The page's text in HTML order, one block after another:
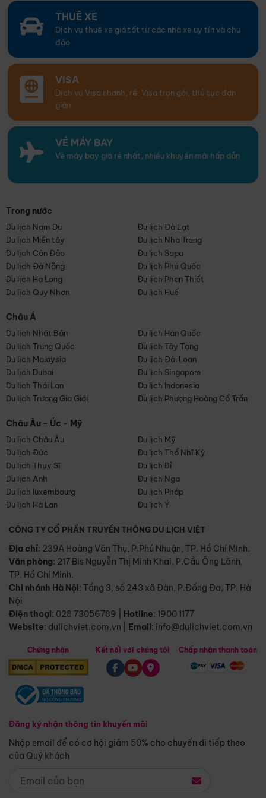
THUÊ XE
Dịch vụ thuê xe giá tốt từ các nhà xe uy tín và chu
đáo
VISA
Dịch vụ Visa nhanh, rẻ. Visa trọn gói, thủ tục đơn
giản
VÉ MÁY BAY
Vé máy bay giá rẻ nhất, nhiều khuyến mãi hấp dẫn
Trong nước
Du lịch Nam Du
Du lịch Đà Lạt
Du lịch Miền tây
Du lịch Nha Trang
Du lịch Côn Đảo
Du lịch Sapa
Du lịch Đà Nẵng
Du lịch Phú Quốc
Du lịch Hạ Long
Du lịch Phan Thiết
Du lịch Quy Nhơn
Du lịch Huế
Châu Á
Du lịch Nhật Bản
Du lịch Hàn Quốc
Du lịch Trung Quốc
Du lịch Tây Tạng
Du lịch Malaysia
Du lịch Đài Loan
Du lịch Dubai
Du lịch Singapore
Du lịch Thái Lan
Du lịch Indonesia
Du lịch Trương Gia Giới
Du lịch Phượng Hoàng Cổ Trấn
Châu Âu - Úc - Mỹ
Du lịch Châu Âu
Du lịch Mỹ
Du lịch Đức
Du lịch Thổ Nhĩ Kỳ
Du lịch Thụy Sĩ
Du lịch Bỉ
Du lịch Anh
Du lịch Nga
Du lịch luxembourg
Du lịch Pháp
Du lịch Hà Lan
Du lịch Ý
CÔNG TY CỔ PHẦN TRUYỀN THÔNG DU LỊCH VIỆT
Địa chỉ: 239A Hoàng Văn Thụ, P.Phú Nhuận, TP. Hồ Chí Minh.
Văn phòng: 217 Bis Nguyễn Thị Minh Khai, P.Cầu Ông Lãnh,
TP. Hồ Chí Minh.
Chi nhánh Hà Nội: Tầng 3, số 243 xã Đàn, P.Đống Đa, TP. Hà
Nội
Điện thoại: 028 73056789 Hotline: 1900 1177
Website: dulichviet.com.vn Email: info@dulichviet.com.vn
Chứng nhận
Đăng ký nhận thông tin khuyến mãi
Nhập email để có cơ hội giảm 50% cho chuyến đi tiếp theo
của Quý khách
Kết nối với chúng tôi Chấp nhận thanh toán